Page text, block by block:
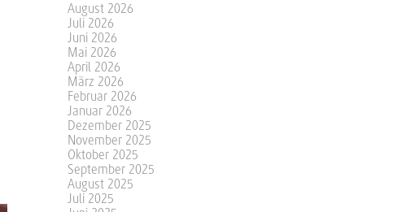
August 2026
Juli 2026
Juni 2026
Mai 2026
April 2026
März 2026
Februar 2026
Januar 2026
Dezember 2025
November 2025
Oktober 2025
September 2025
August 2025
Juli 2025